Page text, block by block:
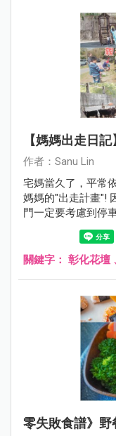
【媽媽出走日
作者：Sanu Lin
宅媽當久了，平常
媽媽的"出走計畫"! 因為有些微的開車恐懼症，自己帶小孩出
門一定要考慮到停
鐘以外，還能親近大自然覺
心理障礙的第一步
關鍵字： 彰化花壇
零失敗食譜》野